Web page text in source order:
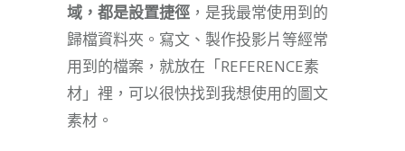
域，都是設置捷徑 ，是我最常使用到的
歸檔資料夾。寫文、製作投影片等經常
用到的檔案，就放在「REFERENCE素
材」裡，可以很快找到我想使用的圖文
素材。